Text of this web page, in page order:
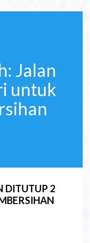
Jalan
untuk
DITUTUP 2